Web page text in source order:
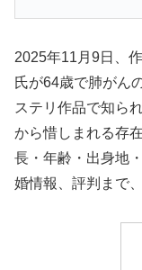
2025年11月9日、
氏が64歳で肺がん
ステリ作品で知ら
から惜しまれる存
長・年齢・出身地
婚情報、評判まで